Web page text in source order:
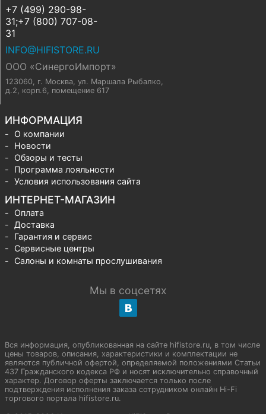
+7 (499) 290-98-
31;+7 (800) 707-08-
31
INFO@HIFISTORE.RU
ООО «СинергоИмпорт»
123060, г. Москва, ул. Маршала Рыбалко,
д.2, корп.6, помещение 617
ИНФОРМАЦИЯ
О компании
Новости
Обзоры и тесты
Программа лояльности
Условия использования сайта
ИНТЕРНЕТ-МАГАЗИН
Оплата
Доставка
Гарантия и сервис
Сервисные центры
Салоны и комнаты прослушивания
Мы в соцсетях
Вся информация, опубликованная на сайте hifistore.ru, в том числе
цены товаров, описания, характеристики и комплектации не
являются публичной офертой, определяемой положениями Статьи
437 Гражданского кодекса РФ и носят исключительно справочный
характер. Договор оферты заключается только после
подтверждения исполнения заказа сотрудником онлайн Hi-Fi
торгового портала hifistore.ru.